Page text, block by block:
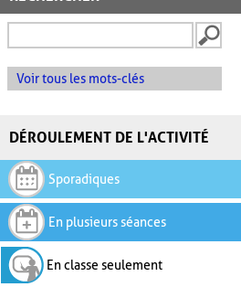
Voir tous les mots-clés
DÉROULEMENT DE L'ACTIVITÉ
Sporadiques
En plusieurs séances
En classe seulement